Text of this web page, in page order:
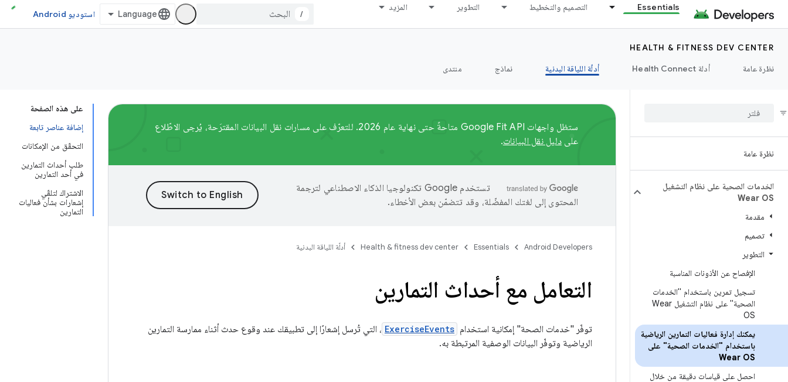
Essentials التصميم والتخطيط التطوير المزيد
/ استوديو Android
HEALTH & FITNESS DEV CENTER
نظرة عامة
أدلة Health Connect أدلّة اللياقة البدنية نماذج منتدى
نظرة عامة
الخدمات الصحية على نظام التشغيل
Wear OS
مقدمة
تصميم
التطوير
الإفصاح عن الأذونات المناسبة
تسجيل تمرين باستخدام "الخدمات
الصحية" على نظام التشغيل Wear
OS
يمكنك إدارة فعاليات التمارين الرياضية
باستخدام "الخدمات الصحية" على
Wear OS
احصل على قياسات دقيقة من خلال
على هذه الصفحة
إضافة عناصر تابعة
التحقّق من الإمكانات
طلب أحداث التمارين
في أحد التمارين
الاشتراك لتلقّي
إشعارات بشأن فعاليات
التمارين
ستظل واجهات Google Fit API متاحةً حتى نهاية عام 2026. للتعرّف على مسارات نقل البيانات المقترَحة، يُرجى الاطّلاع
على دليل نقل البيانات.
تستخدم Google تكنولوجيا الذكاء الاصطناعي لترجمة
المحتوى إلى لغتك المفضّلة، وقد تتضمّن بعض الأخطاء.
Android Developers
Essentials
Health & fitness dev center أدلّة اللياقة البدنية
التعامل مع أحداث التمارين
توفّر "خدمات الصحة" إمكانية استخدام ExerciseEvents ، التي تُرسل إشعارًا إلى تطبيقك عند وقوع حدث أثناء ممارسة التمارين
الرياضية وتوفّر البيانات الوصفية المرتبطة به.